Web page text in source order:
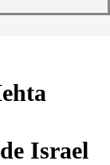
Israel